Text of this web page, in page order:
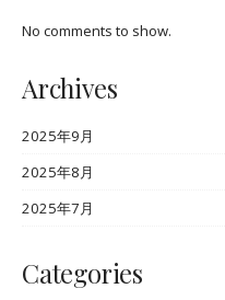
No comments to show.
Archives
2025年9月
2025年8月
2025年7月
Categories